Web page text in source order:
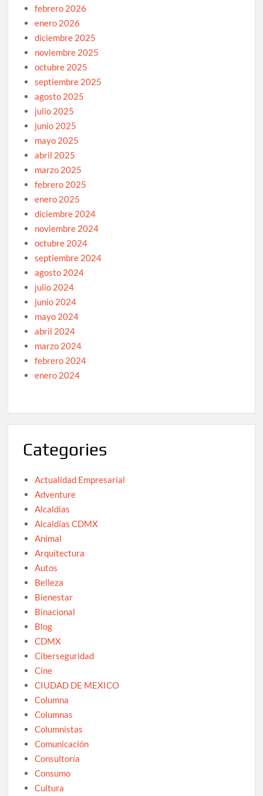
febrero 2026
enero 2026
diciembre 2025
noviembre 2025
octubre 2025
septiembre 2025
agosto 2025
julio 2025
junio 2025
mayo 2025
abril 2025
marzo 2025
febrero 2025
enero 2025
diciembre 2024
noviembre 2024
octubre 2024
septiembre 2024
agosto 2024
julio 2024
junio 2024
mayo 2024
abril 2024
marzo 2024
febrero 2024
enero 2024
Categories
Actualidad Empresarial
Adventure
Alcaldías
Alcaldías CDMX
Animal
Arquitectura
Autos
Belleza
Bienestar
Binacional
Blog
CDMX
Ciberseguridad
Cine
CIUDAD DE MEXICO
Columna
Columnas
Columnistas
Comunicación
Consultoría
Consumo
Cultura